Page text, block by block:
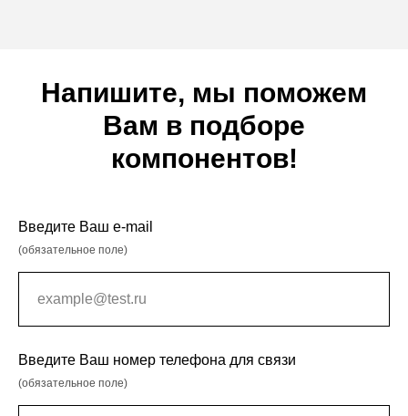
Напишите, мы поможем
Вам в подборе
компонентов!
Введите Ваш e-mail
(обязательное поле)
Введите Ваш номер телефона для связи
(обязательное поле)